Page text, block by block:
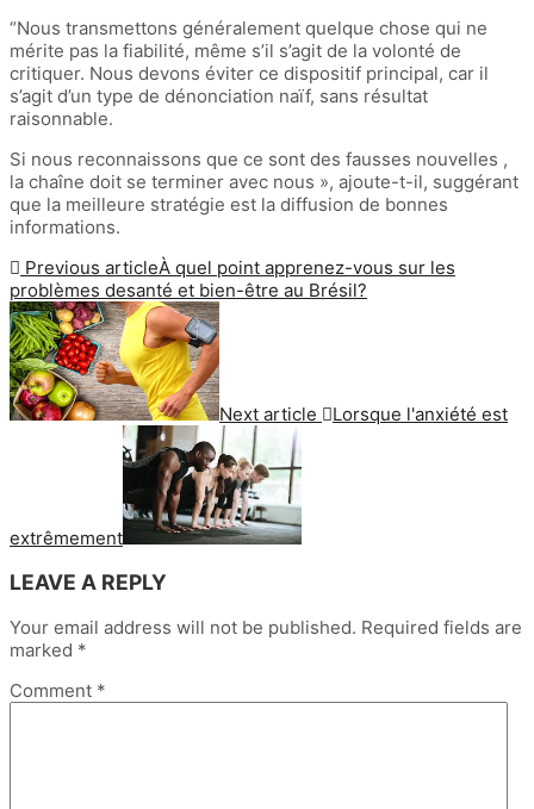
“Nous transmettons généralement quelque chose qui ne
mérite pas la fiabilité, même s’il s’agit de la volonté de
critiquer. Nous devons éviter ce dispositif principal, car il
s’agit d’un type de dénonciation naïf, sans résultat
raisonnable.
Si nous reconnaissons que ce sont des fausses nouvelles ,
la chaîne doit se terminer avec nous », ajoute-t-il, suggérant
que la meilleure stratégie est la diffusion de bonnes
informations.
Previous articleÀ quel point apprenez-vous sur les
problèmes desanté et bien-être au Brésil?
Next article Lorsque l'anxiété est
extrêmement
LEAVE A REPLY
Your email address will not be published. Required fields are
marked *
Comment *